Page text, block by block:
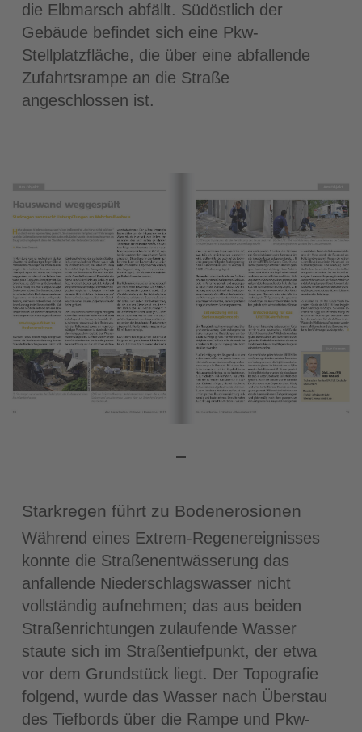
die Elbmarsch abfällt. Südöstlich der
Gebäude befindet sich eine Pkw-
Stellplatzfläche, die über eine abfallende
Zufahrtsrampe an die Straße
angeschlossen ist.
Starkregen führt zu Bodenerosionen
Während eines Extrem-Regenereignisses
konnte die Straßenentwässerung das
anfallende Niederschlagswasser nicht
vollständig aufnehmen; das aus beiden
Straßenrichtungen zulaufende Wasser
staute sich im Straßentiefpunkt, der etwa
vor dem Grundstück liegt. Der Topografie
folgend, wurde das Wasser nach Überstau
des Tiefbords über die Rampe und Pkw-